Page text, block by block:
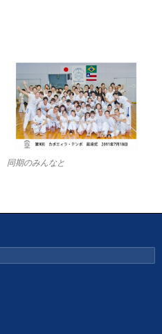
同期のみんなと